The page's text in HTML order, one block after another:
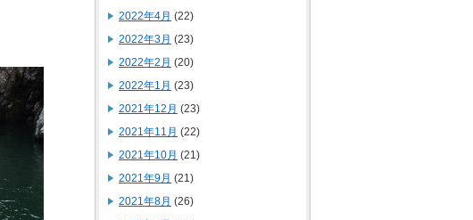
2022年4月 (22)
2022年3月 (23)
2022年2月 (20)
2022年1月 (23)
2021年12月 (23)
2021年11月 (22)
2021年10月 (21)
2021年9月 (21)
2021年8月 (26)